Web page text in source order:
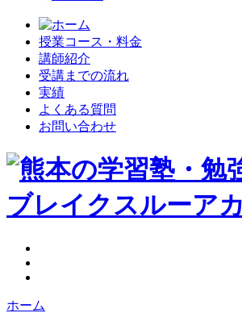
授業コース・料金
講師紹介
受講までの流れ
実績
よくある質問
お問い合わせ
ホーム